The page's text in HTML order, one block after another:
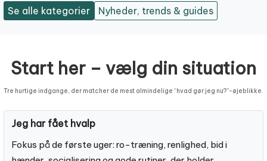
Se alle kategorier Nyheder, trends & guides
Start her – vælg din situation
Tre hurtige indgange, der matcher de mest almindelige “hvad gør jeg nu?”-øjeblikke.
Jeg har fået hvalp
Fokus på de første uger: ro-træning, renlighed, bid i